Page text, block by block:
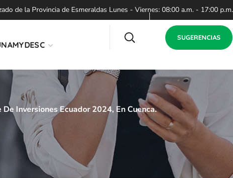
de la Provincia de Esmeraldas Lunes - Viernes: 08:00 a.m. - 17:00 p.m.
SUGERENCIAS
Inversiones Ecuador 2024, En Cuenca.